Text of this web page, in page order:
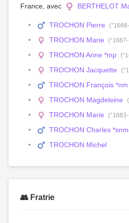
France, avec
BERTHELOT
TROCHON Pierre
TROCHON Marie
TROCHON Anne *mp
TROCHON Jacquette
TROCHON François *nm
TROCHON Magdeleine
TROCHON Marie
TROCHON Charles
TROCHON Michel
👥 Fratrie